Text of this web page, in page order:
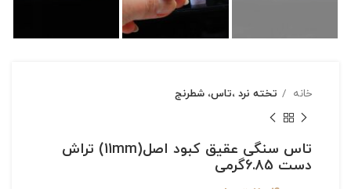
خانه تخته نرد ،تاس، شطرنج
تاس سنگی عقیق کبود اصل(11mm) تراش
دست 6.85گرمی